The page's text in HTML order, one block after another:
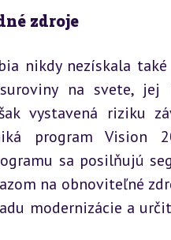
zdroje
nikdy nezískala
na svete,
vystavená riziku
program
sa posilňujú
na obnoviteľné
modernizácie a